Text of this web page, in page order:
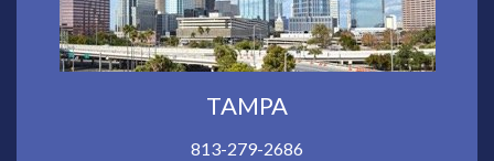
TAMPA
813-279-2686